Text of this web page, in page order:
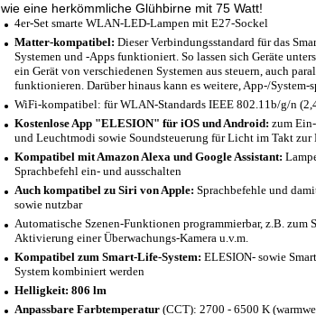
wie eine herkömmliche Glühbirne mit 75 Watt!
4er-Set smarte WLAN-LED-Lampen mit E27-Sockel
Matter-kompatibel: Dieser Verbindungsstandard für das
Systemen und -Apps funktioniert. So lassen sich Geräte
ein Gerät von verschiedenen Systemen aus steuern, auch
funktionieren. Darüber hinaus kann es weitere, App-/
WiFi-kompatibel: für WLAN-Standards IEEE 802.11b/g/n
Kostenlose App "ELESION" für iOS und Android: zum
und Leuchtmodi sowie Soundsteuerung für Licht im Takt
Kompatibel mit Amazon Alexa und Google Assistant:
Sprachbefehl ein- und ausschalten
Auch kompatibel zu Siri von Apple: Sprachbefehle und
sowie nutzbar
Automatische Szenen-Funktionen programmierbar, z.B.
Aktivierung einer Überwachungs-Kamera u.v.m.
Kompatibel zum Smart-Life-System: ELESION- sowie
System kombiniert werden
Helligkeit: 806 lm
Anpassbare Farbtemperatur (CCT): 2700 - 6500 K